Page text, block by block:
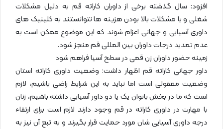
افزود: سال گذشته برخی از داوران کاراته قم به دلیل مشکلات
شغلی و یا مشکلات بالا بودن هزینه ها نتوانستند به کلینیک های
داوری آسیایی و جهانی اعزام شوند که این موضوع ممکن است به
عدم تمدید درجات داوران بین المللی قم منجز شود.
زمینه حضور داوران زن قمی در سطح آسیا فراهم شود
داور جهانی کاراته قم اظهار داشت: وضعیت داوری کاراته استان
وضعیت معقولی است اما نباید به این شرایط راضی باشیم، لازم
است که ما در بخش بانوان یک یا دو داور آسیایی داشته‌ باشیم، زنان
با مهارت در داوری کاراته در قم وجود دارند لازم است برای ارتقاء
درجه داوری آسیایی شان مورد حمایت قرار بگیرند و به تبع آن نیز به